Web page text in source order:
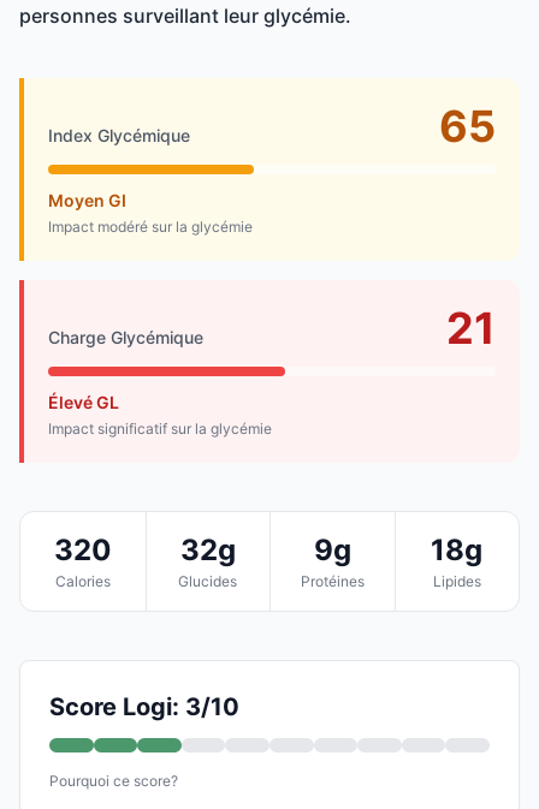
personnes surveillant leur glycémie.
Index Glycémique 65
Moyen GI
Impact modéré sur la glycémie
Charge Glycémique 21
Élevé GL
Impact significatif sur la glycémie
320
Calories
32g
Glucides
9g
Protéines
18g
Lipides
Score Logi: 3/10
Pourquoi ce score?